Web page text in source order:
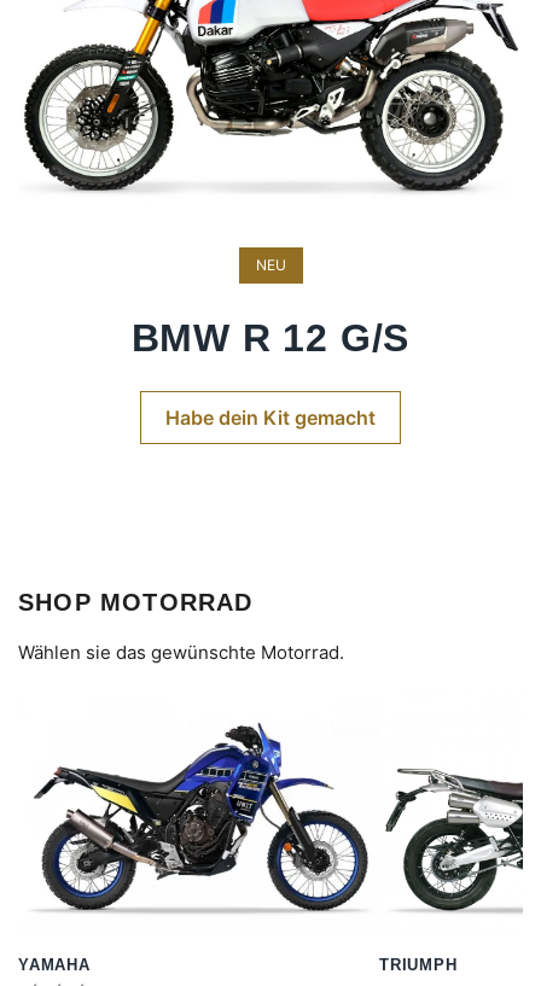
NEU
BMW R 12 G/S
Habe dein Kit gemacht
SHOP MOTORRAD
Wählen sie das gewünschte Motorrad.
YAMAHA TRIUMPH